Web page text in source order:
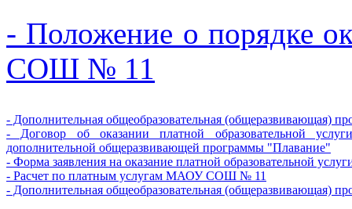
- Положение о порядке
СОШ № 11
- Дополнительная общеобразовательная (общеразвивающая)
- Договор об оказании платной образовательной
дополнительной общеразвивающей программы "Плавание"
- Форма заявления на оказание платной образовательной
- Расчет по платным услугам МАОУ СОШ № 11
- Дополнительная общеобразовательная (общеразвивающая)